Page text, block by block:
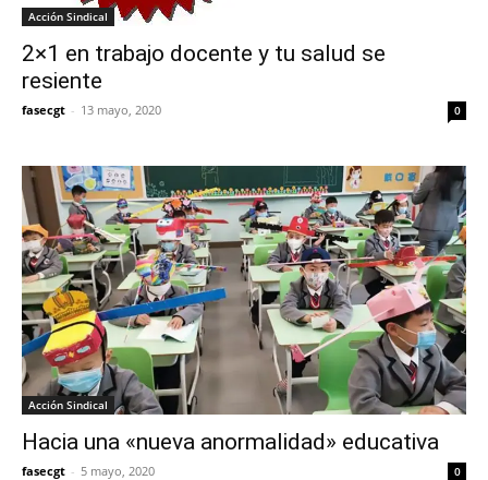
Acción Sindical
2×1 en trabajo docente y tu salud se
resiente
fasecgt - 13 mayo, 2020 0
Acción Sindical
Hacia una «nueva anormalidad» educativa
fasecgt - 5 mayo, 2020 0